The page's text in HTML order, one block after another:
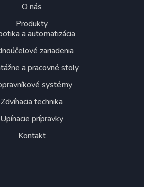
O nás
Produkty
a automatizácia
zariadenia
a pracovné stoly
systémy
Zdvíhacia technika
Upínacie prípravky
Kontakt